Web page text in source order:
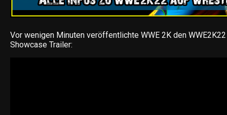
Vor wenigen Minuten veröffentlichte WWE 2K den
Showcase Trailer: